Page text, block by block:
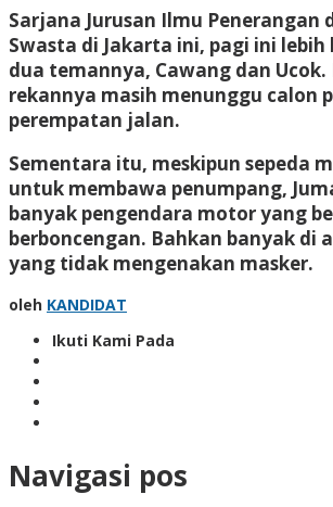
Sarjana Jurusan Ilmu Penerangan
Swasta di Jakarta ini, pagi ini
dua temannya, Cawang dan Ucok.
rekannya masih menunggu calon
perempatan jalan.
Sementara itu, meskipun sepeda
untuk membawa penumpang,
banyak pengendara motor yang
berboncengan. Bahkan banyak di
yang tidak mengenakan masker.
oleh KANDIDAT
Ikuti Kami Pada
Navigasi pos